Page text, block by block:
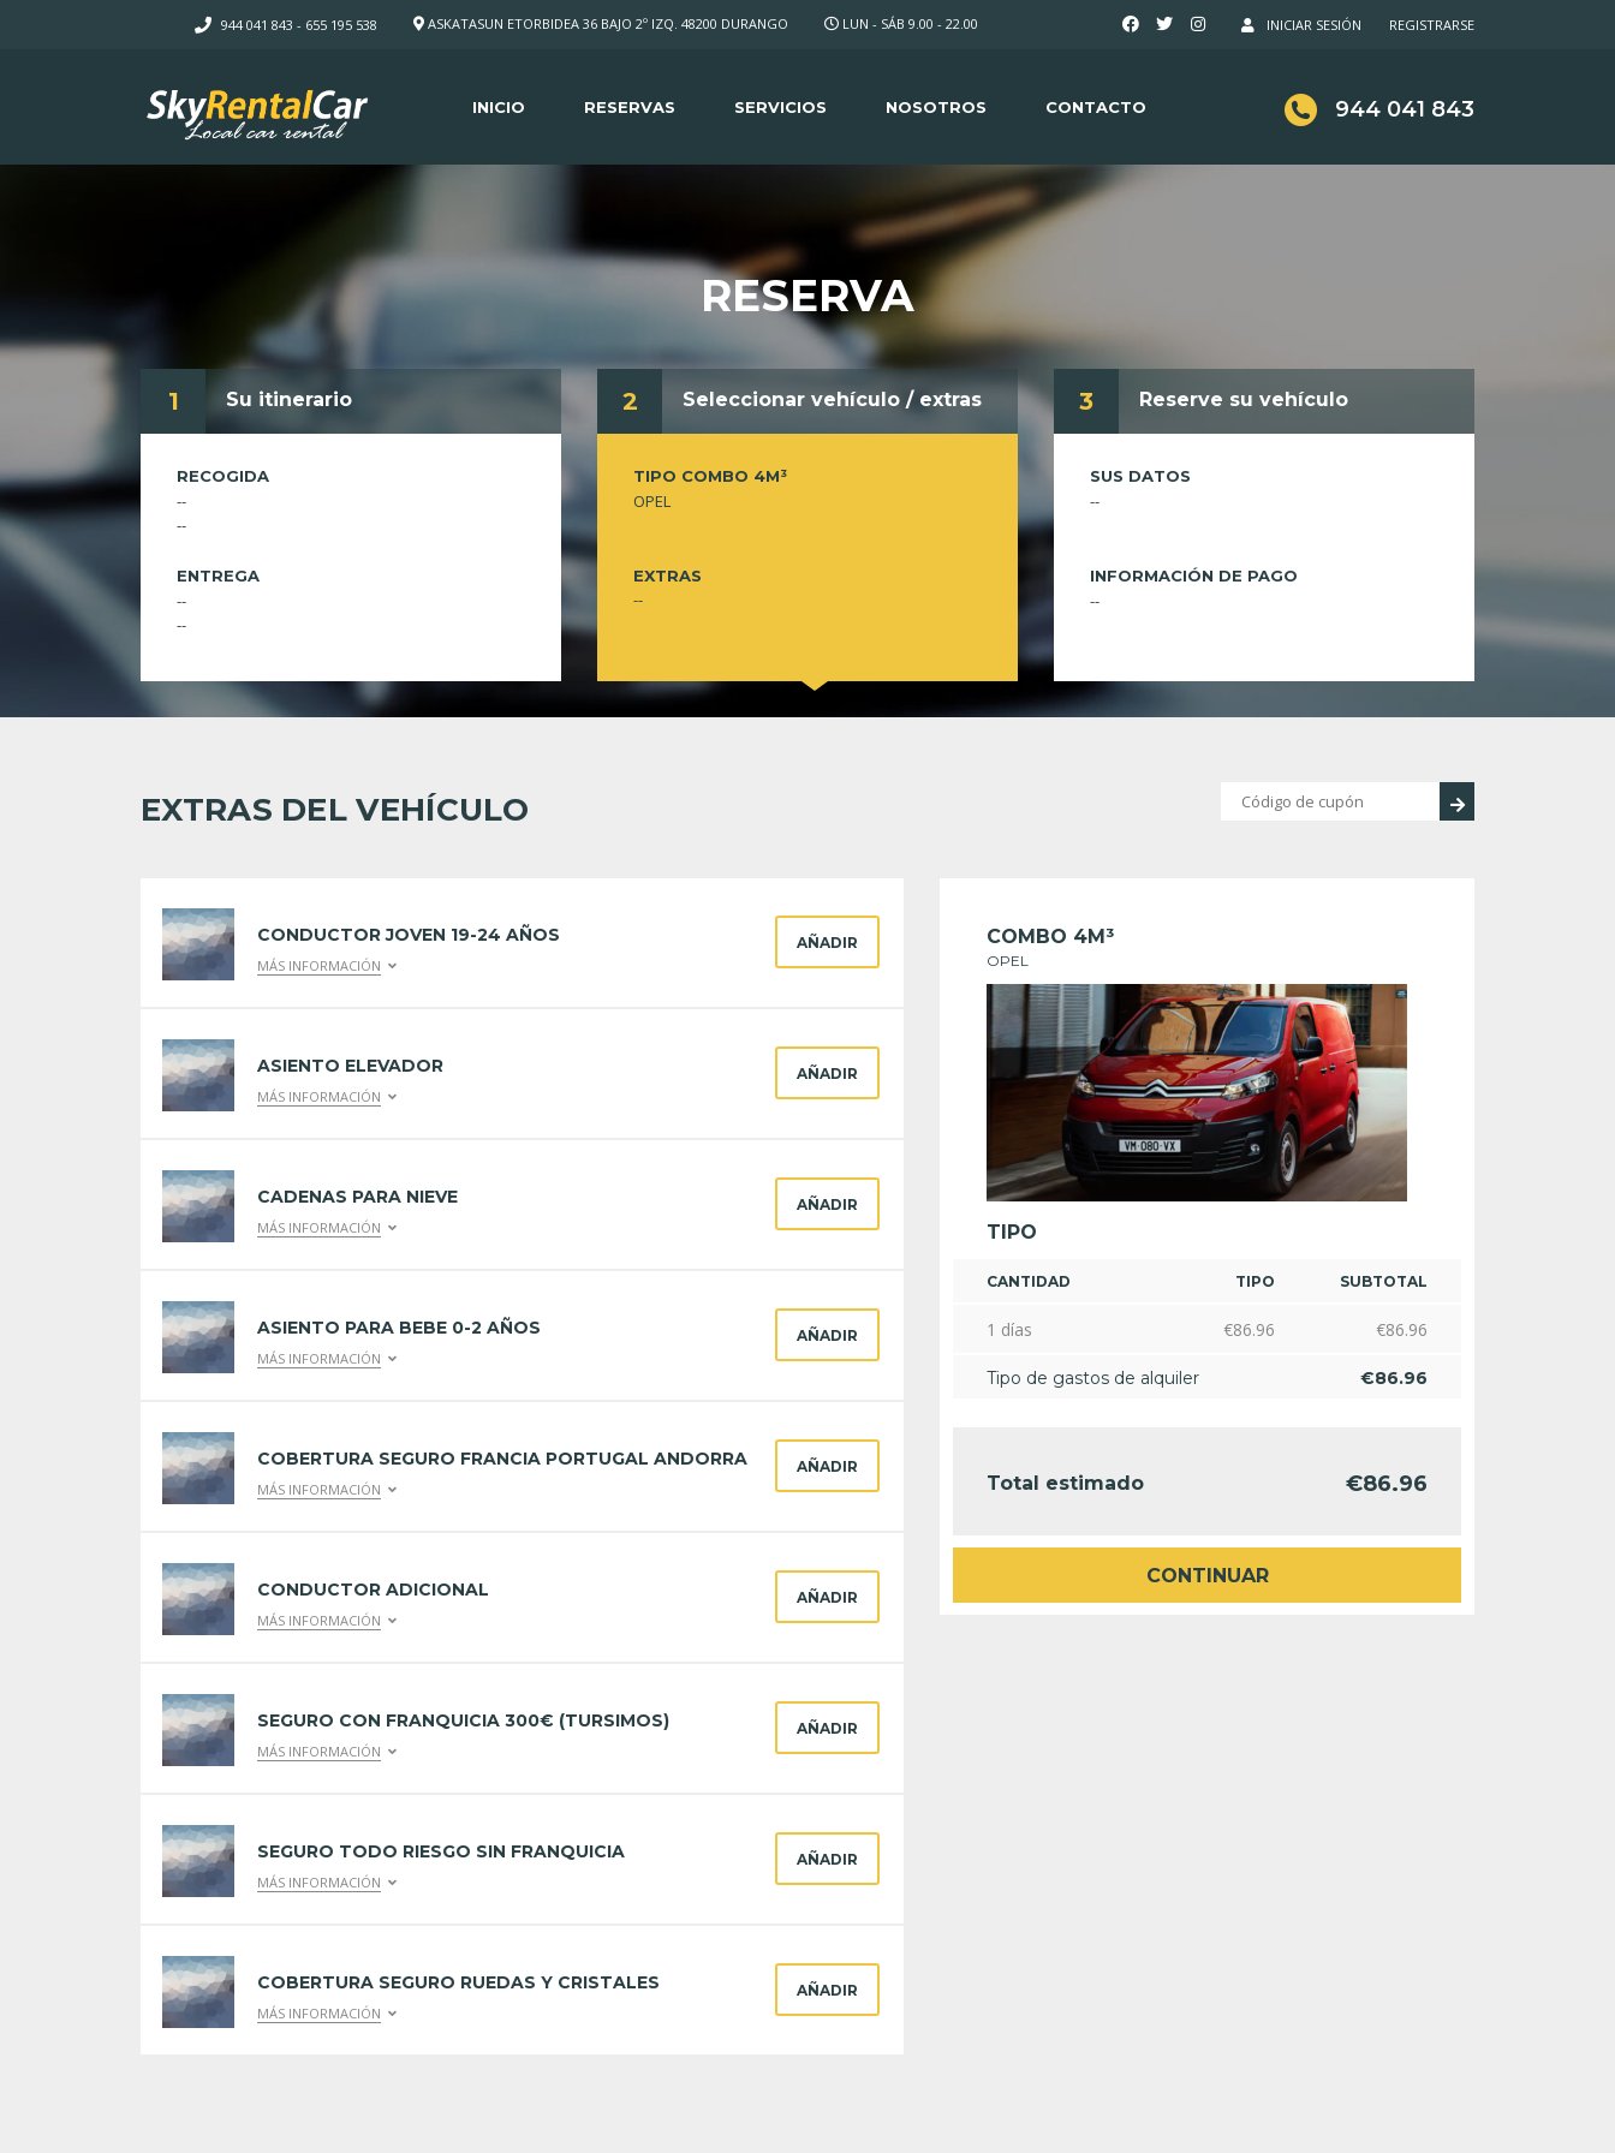
INICIAR SESIÓN REGISTRARSE
LUN - SÁB 9.00 - 22.00
ASKATASUN ETORBIDEA 36 BAJO 2º IZQ. 48200 DURANGO
944 041 843 - 655 195 538
944 041 843
INICIO RESERVAS SERVICIOS NOSOTROS CONTACTO
RESERVA
1 Su itinerario
RECOGIDA
--
--
ENTREGA
--
--
2 Seleccionar vehículo / extras
TIPO COMBO 4M³
OPEL
EXTRAS
--
3 Reserve su vehículo
SUS DATOS
--
INFORMACIÓN DE PAGO
--
EXTRAS DEL VEHÍCULO
CONDUCTOR JOVEN 19-24 AÑOS
MÁS INFORMACIÓN
AÑADIR
ASIENTO ELEVADOR
MÁS INFORMACIÓN
AÑADIR
CADENAS PARA NIEVE
MÁS INFORMACIÓN
AÑADIR
ASIENTO PARA BEBE 0-2 AÑOS
MÁS INFORMACIÓN
AÑADIR
COBERTURA SEGURO FRANCIA PORTUGAL ANDORRA
MÁS INFORMACIÓN
AÑADIR
CONDUCTOR ADICIONAL
MÁS INFORMACIÓN
AÑADIR
SEGURO CON FRANQUICIA 300€ (TURSIMOS)
MÁS INFORMACIÓN
AÑADIR
SEGURO TODO RIESGO SIN FRANQUICIA
MÁS INFORMACIÓN
AÑADIR
COBERTURA SEGURO RUEDAS Y CRISTALES
MÁS INFORMACIÓN
AÑADIR
COMBO 4M³
OPEL
TIPO
CANTIDAD TIPO SUBTOTAL
1 días €86.96 €86.96
Tipo de gastos de alquiler €86.96
Total estimado €86.96
CONTINUAR